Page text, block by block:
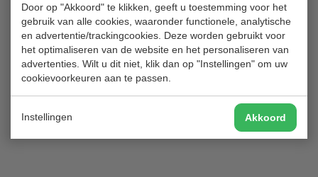
Door op "Akkoord" te klikken, geeft u toestemming voor het
gebruik van alle cookies, waaronder functionele, analytische
en advertentie/trackingcookies. Deze worden gebruikt voor
het optimaliseren van de website en het personaliseren van
advertenties. Wilt u dit niet, klik dan op "Instellingen" om uw
cookievoorkeuren aan te passen.
Instellingen Akkoord
secretariaat@golfclubhitland.nl